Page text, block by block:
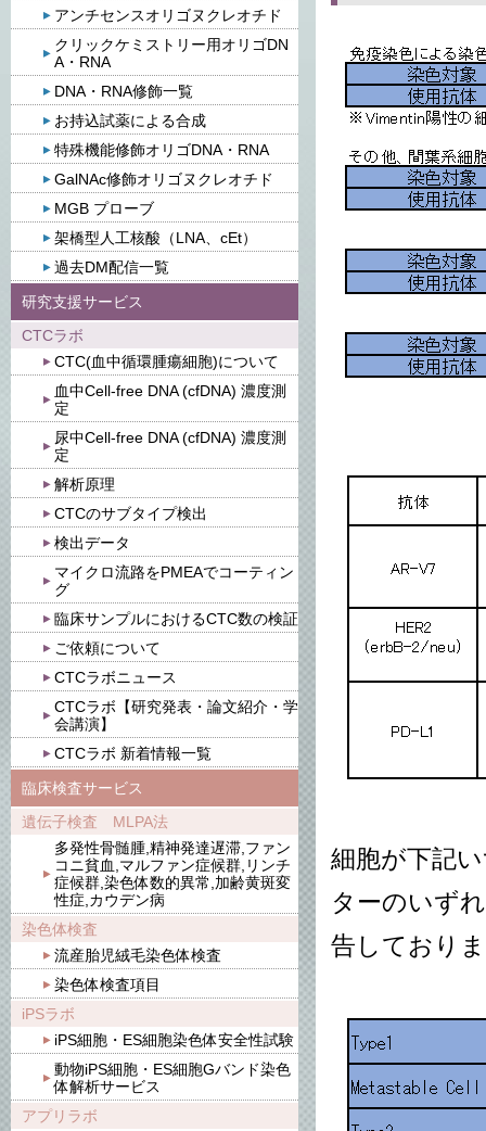
アンチセンスオリゴヌクレオチド
クリックケミストリー用オリゴDN
A・RNA
DNA・RNA修飾一覧
お持込試薬による合成
特殊機能修飾オリゴDNA・RNA
GalNAc修飾オリゴヌクレオチド
MGB プローブ
架橋型人工核酸（LNA、cEt）
過去DM配信一覧
研究支援サービス
CTCラボ
CTC(血中循環腫瘍細胞)について
血中Cell-free DNA (cfDNA) 濃度測
定
尿中Cell-free DNA (cfDNA) 濃度測
定
解析原理
CTCのサブタイプ検出
検出データ
マイクロ流路をPMEAでコーティン
グ
臨床サンプルにおけるCTC数の検証
ご依頼について
CTCラボニュース
CTCラボ【研究発表・論文紹介・学
会講演】
CTCラボ 新着情報一覧
臨床検査サービス
遺伝子検査 MLPA法
多発性骨髄腫,精神発達遅滞,ファン
コニ貧血,マルファン症候群,リンチ
症候群,染色体数的異常,加齢黄斑変
性症,カウデン病
染色体検査
流産胎児絨毛染色体検査
染色体検査項目
iPSラボ
iPS細胞・ES細胞染色体安全性試験
動物iPS細胞・ES細胞Gバンド染色
体解析サービス
アプリラボ
細胞が下記
ターのいず
告しており